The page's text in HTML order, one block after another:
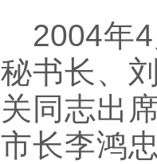
年4
书长、
同志出
长李鸿